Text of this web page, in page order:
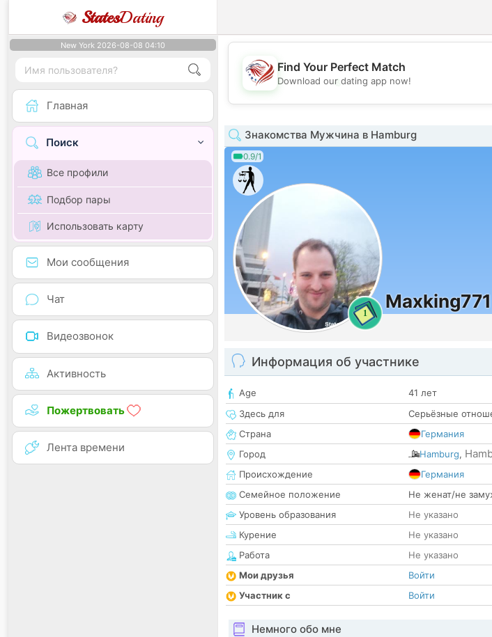
StatesDating
New York 2026-08-08 04:10
Главная
Поиск
Все профили
Подбор пары
Использовать карту
Мои сообщения
Чат
Видеозвонок
Активность
Пожертвовать
Лента времени
💖
Find Your Perfect Match
Download our dating app now!
Знакомства Мужчина в Hamburg
0.9/1
1
Maxking771
Информация об участнике
Age
41 лет
Здесь для
Серьёзные
Страна
Германия
Город
Hamburg,
Происхождение
Германия
Семейное положение
Не женат/не
Уровень образования
Не указано
Курение
Не указано
Работа
Не указано
Мои друзья
Войти
Участник с
Войти
Немного обо мне